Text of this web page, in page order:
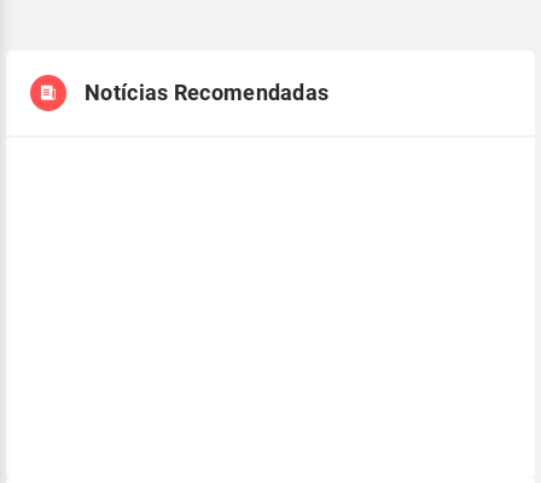
Notícias Recomendadas